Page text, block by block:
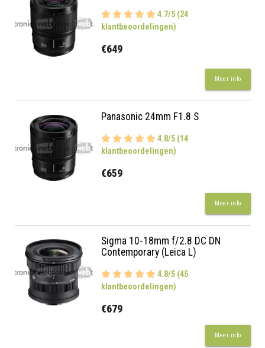
4.7/5 (24
klantbeoordelingen)
€649
Meer info
Panasonic 24mm F1.8 S
4.8/5 (14
klantbeoordelingen)
€659
Meer info
Sigma 10-18mm f/2.8 DC DN
Contemporary (Leica L)
4.8/5 (45
klantbeoordelingen)
€679
Meer info